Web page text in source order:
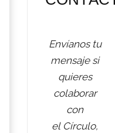
Envíanos tu
mensaje si
quieres
colaborar
con
el Círculo,